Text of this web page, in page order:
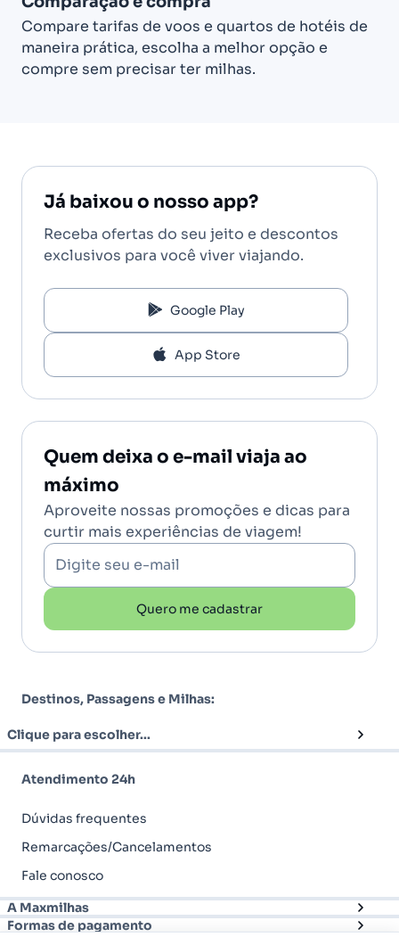
Compare tarifas de voos e quartos de hotéis de
maneira prática, escolha a melhor opção e
compre sem precisar ter milhas.
Já baixou o nosso app?
Receba ofertas do seu jeito e descontos
exclusivos para você viver viajando.
Google Play
App Store
Quem deixa o e-mail viaja ao
máximo
Aproveite nossas promoções e dicas para
curtir mais experiências de viagem!
Digite seu e-mail
Quero me cadastrar
Destinos, Passagens e Milhas:
Clique para escolher...
Atendimento 24h
Dúvidas frequentes
Remarcações/Cancelamentos
Fale conosco
A Maxmilhas
Formas de pagamento